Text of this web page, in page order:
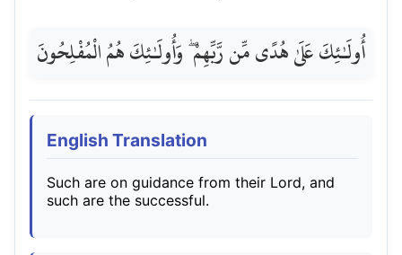
أُولَـٰئِكَ عَلَىٰ هُدًى مِّن رَّبِّهِمْ ۖ وَأُولَـٰئِكَ هُمُ الْمُفْلِحُونَ
English Translation
Such are on guidance from their Lord, and
such are the successful.